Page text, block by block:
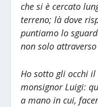
che si è cercato
terreno; là dove
puntiamo lo
non solo
Ho sotto gli occhi
monsignor Luigi:
a mano in cui,